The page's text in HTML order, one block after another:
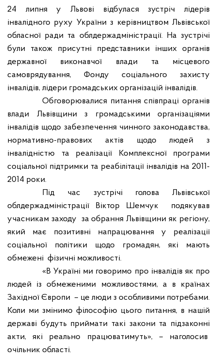
24 липня у Львові відбулася зустріч лідерів
інвалідного руху України з керівництвом Львівської
обласної ради та облдержадміністрації. На зустрічі
були також присутні представники інших органів
державної виконавчої влади та місцевого
самоврядування, Фонду соціального захисту
інвалідів, лідери громадських організацій інвалідів.
Обговорювалися питання співпраці органів
влади Львівщини з громадськими організаціями
інвалідів щодо забезпечення чинного законодавства,
нормативно-правових актів щодо людей з
інвалідністю та реалізації Комплексної програми
соціальної підтримки та реабілітації інвалідів на 2011-
2014 роки.
Під час зустрічі голова Львівської
облдержадміністрації Віктор Шемчук
подякував
учасникам заходу за обрання Львівщини як регіону,
який має позитивні напрацювання у реалізації
соціальної політики щодо громадян, які мають
обмежені фізичні можливості.
«В Україні ми говоримо про інвалідів як про
людей із обмеженими можливостями, а в країнах
Західної Європи – це люди з особливими потребами.
Коли ми змінимо філософію цього питання, в нашій
державі будуть приймати такі закони та підзаконні
акти, які реально працюватимуть», – наголосив
очільник області.